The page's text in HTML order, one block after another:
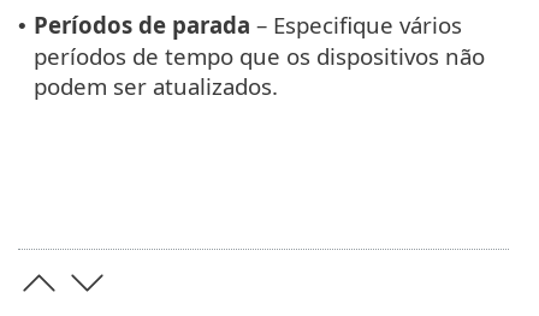
• Períodos de parada – Especifique vários
períodos de tempo que os dispositivos não
podem ser atualizados.